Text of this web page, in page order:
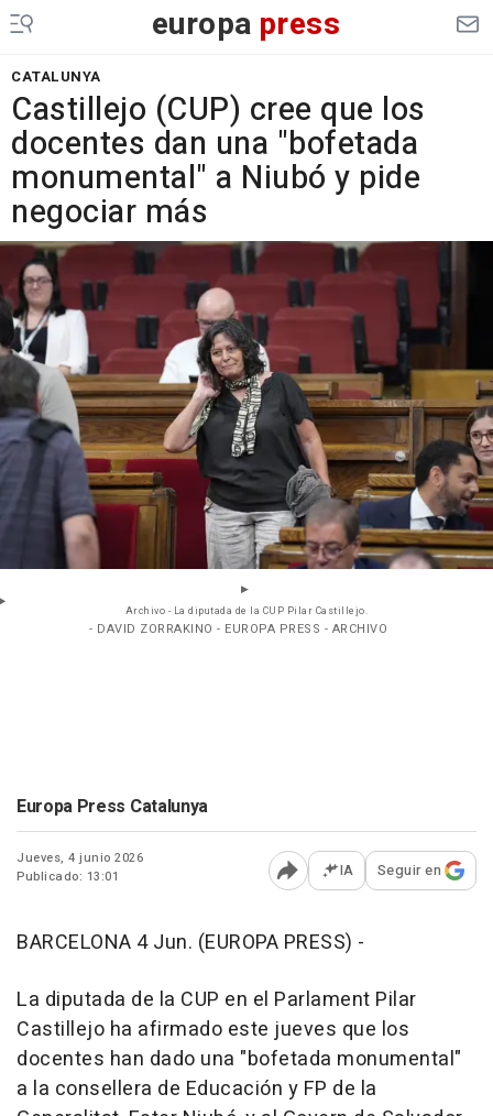
europa press
CATALUNYA
Castillejo (CUP) cree que los
docentes dan una "bofetada
monumental" a Niubó y pide
negociar más
Archivo - La diputada de la CUP Pilar Castillejo.
- DAVID ZORRAKINO - EUROPA PRESS - ARCHIVO
Europa Press Catalunya
Jueves, 4 junio 2026
Publicado: 13:01
Abrir opciones para
IA Seguir en
BARCELONA 4 Jun. (EUROPA PRESS) -
La diputada de la CUP en el Parlament Pilar
Castillejo ha afirmado este jueves que los
docentes han dado una "bofetada monumental"
a la consellera de Educación y FP de la